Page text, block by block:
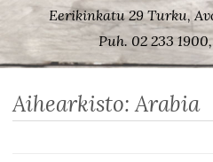
Eerikinkatu 29 Turku,
Puh. 02 233
Aihearkisto:Arabia